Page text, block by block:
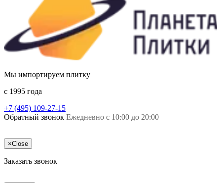
Мы импортируем плитку
c 1995 года
+7 (495) 109-27-15
Обратный звонок Ежедневно с 10:00 до 20:00
×Close
Заказать звонок